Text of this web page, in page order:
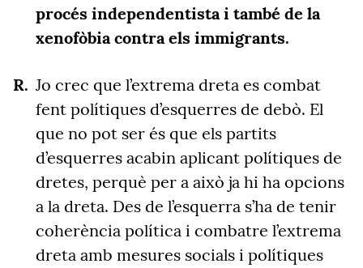
procés independentista i també de la
xenofòbia contra els immigrants.
Jo crec que l’extrema dreta es combat
fent polítiques d’esquerres de debò. El
que no pot ser és que els partits
d’esquerres acabin aplicant polítiques de
dretes, perquè per a això ja hi ha opcions
a la dreta. Des de l’esquerra s’ha de tenir
coherència política i combatre l’extrema
dreta amb mesures socials i polítiques